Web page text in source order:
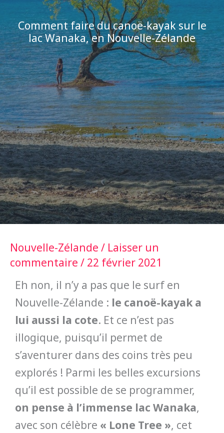
Comment faire du canoë-kayak sur le
lac Wanaka, en Nouvelle-Zélande
Nouvelle-Zélande / Laisser un
commentaire / 22 février 2021
Eh non, il n’y a pas que le surf en
Nouvelle-Zélande : le canoë-kayak a
lui aussi la cote. Et ce n’est pas
illogique, puisqu’il permet de
s’aventurer dans des coins très peu
explorés ! Parmi les belles excursions
qu’il est possible de se programmer,
on pense à l’immense lac Wanaka,
avec son célèbre « Lone Tree », cet